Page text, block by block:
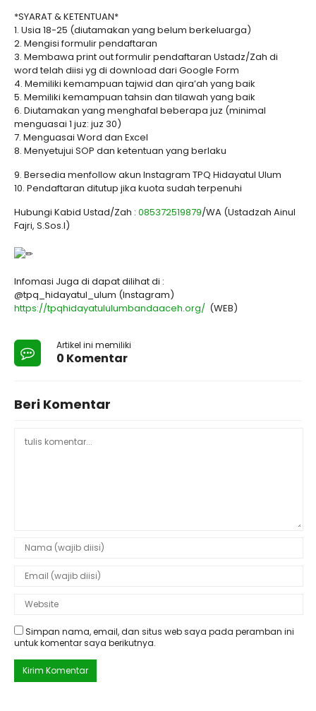
*SYARAT & KETENTUAN*
1. Usia 18-25 (diutamakan yang belum berkeluarga)
2. Mengisi formulir pendaftaran
3. Membawa print out formulir pendaftaran Ustadz/Zah di
word telah diisi yg di download dari Google Form
4. Memiliki kemampuan tajwid dan qira’ah yang baik
5. Memiliki kemampuan tahsin dan tilawah yang baik
6. Diutamakan yang menghafal beberapa juz (minimal
menguasai 1 juz: juz 30)
7. Menguasai Word dan Excel
8. Menyetujui SOP dan ketentuan yang berlaku
9. Bersedia menfollow akun Instagram TPQ Hidayatul Ulum
10. Pendaftaran ditutup jika kuota sudah terpenuhi
Hubungi Kabid Ustad/Zah : 085372519879/WA (Ustadzah Ainul
Fajri, S.Sos.I)
Infomasi Juga di dapat dilihat di :
@tpq_hidayatul_ulum (Instagram)
https://tpqhidayatululumbandaaceh.org/ (WEB)
Artikel ini memiliki
0 Komentar
Beri Komentar
Simpan nama, email, dan situs web saya pada peramban ini
untuk komentar saya berikutnya.